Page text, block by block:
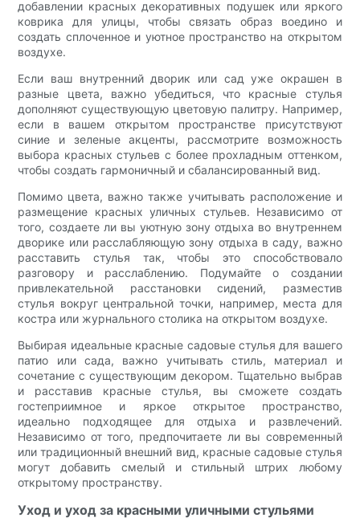
добавлении красных декоративных подушек или яркого
коврика для улицы, чтобы связать образ воедино и
создать сплоченное и уютное пространство на открытом
воздухе.
Если ваш внутренний дворик или сад уже окрашен в
разные цвета, важно убедиться, что красные стулья
дополняют существующую цветовую палитру. Например,
если в вашем открытом пространстве присутствуют
синие и зеленые акценты, рассмотрите возможность
выбора красных стульев с более прохладным оттенком,
чтобы создать гармоничный и сбалансированный вид.
Помимо цвета, важно также учитывать расположение и
размещение красных уличных стульев. Независимо от
того, создаете ли вы уютную зону отдыха во внутреннем
дворике или расслабляющую зону отдыха в саду, важно
расставить стулья так, чтобы это способствовало
разговору и расслаблению. Подумайте о создании
привлекательной расстановки сидений, разместив
стулья вокруг центральной точки, например, места для
костра или журнального столика на открытом воздухе.
Выбирая идеальные красные садовые стулья для вашего
патио или сада, важно учитывать стиль, материал и
сочетание с существующим декором. Тщательно выбрав
и расставив красные стулья, вы сможете создать
гостеприимное и яркое открытое пространство,
идеально подходящее для отдыха и развлечений.
Независимо от того, предпочитаете ли вы современный
или традиционный внешний вид, красные садовые стулья
могут добавить смелый и стильный штрих любому
открытому пространству.
Уход и уход за красными уличными стульями